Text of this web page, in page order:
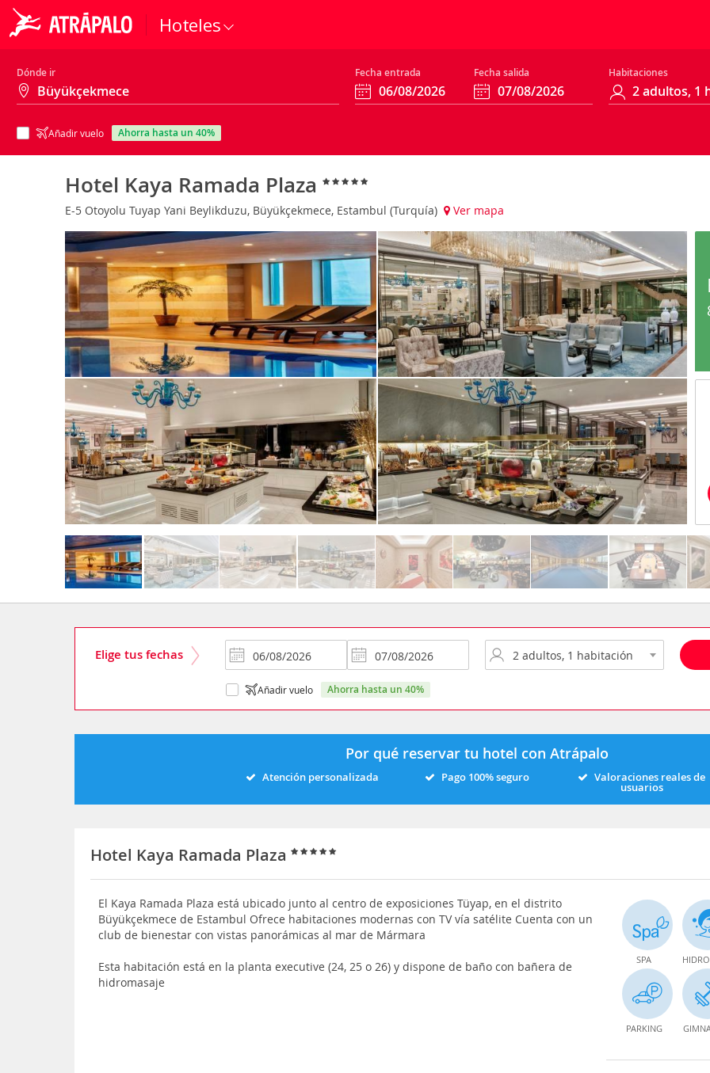
Hoteles
Dónde ir Fecha entrada Fecha salida Habitaciones
Añadir vuelo ahorra hasta un 40%
Hotel Kaya Ramada Plaza
E-5 Otoyolu Tuyap Yani Beylikduzu, Büyükçekmece, Estambul (Turquía) Ver mapa
Elige tus fechas
Añadir vuelo ahorra hasta un 40%
Por qué reservar tu hotel con Atrápalo
Atención personalizada Pago 100% seguro Valoraciones reales de
usuarios
Hotel Kaya Ramada Plaza
El Kaya Ramada Plaza está ubicado junto al centro de exposiciones Tüyap, en el distrito
Büyükçekmece de Estambul Ofrece habitaciones modernas con TV vía satélite Cuenta con un
club de bienestar con vistas panorámicas al mar de Mármara
Esta habitación está en la planta executive (24, 25 o 26) y dispone de baño con bañera de
hidromasaje
SPA
PARKING